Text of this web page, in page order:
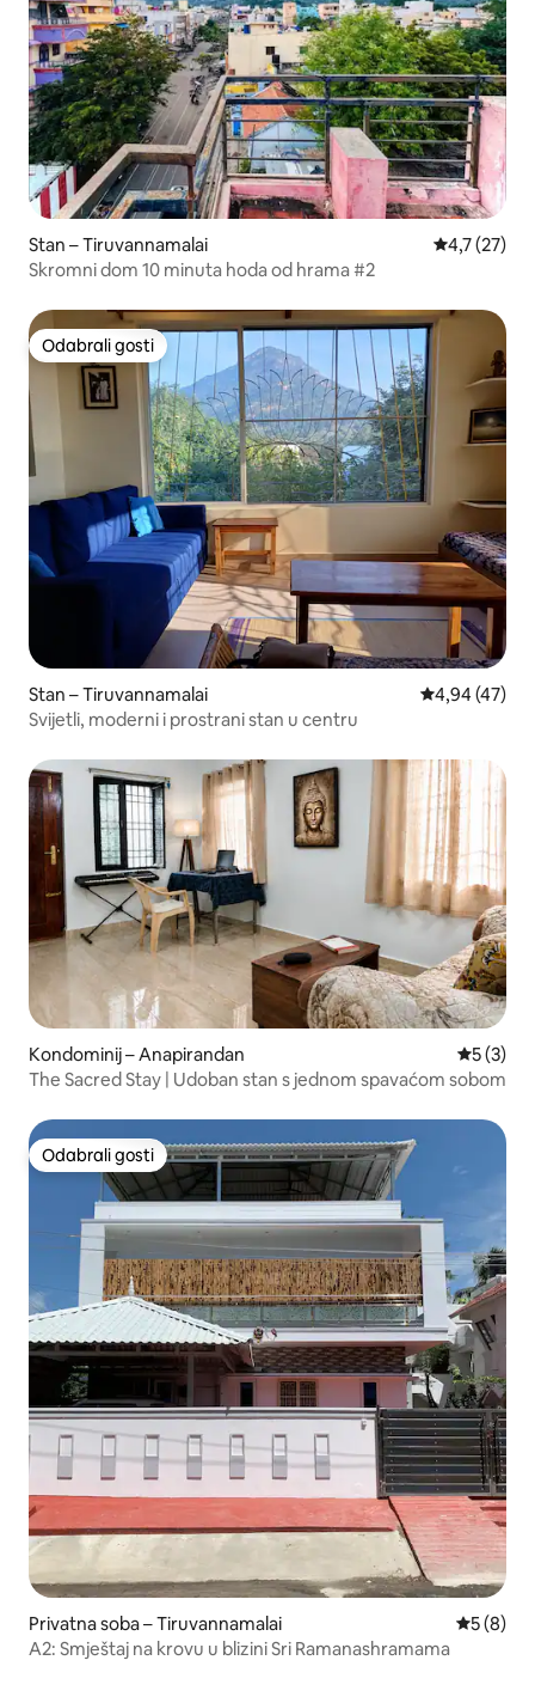
Stan – Tiruvannamalai Prosječna
4,7 (27)
Skromni dom 10 minuta hoda od hrama #2
Odabrali gosti
Odabrali gosti
Stan – Tiruvannamalai Prosječna
4,94 (47)
Svijetli, moderni i prostrani stan u centru
Kondominij – Anapirandan
5 (3)
The Sacred Stay | Udoban stan s jednom spavaćom sobom
Odabrali gosti
Odabrali gosti
Privatna soba – Tiruvannamalai
5 (8)
A2: Smještaj na krovu u blizini Sri Ramanashramama